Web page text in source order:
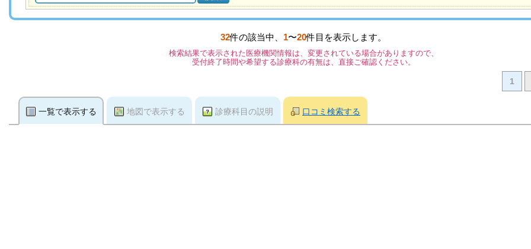
32件の該当中、 1〜20件目を表示します。
検索結果で表示された医療機関情報は、変更されている場合がありますので、
受付終了時間や希望する診療科の有無は、直接ご確認ください。
1
一覧で表示する 地図で表示する 診療科目の説明 口コミ検索する